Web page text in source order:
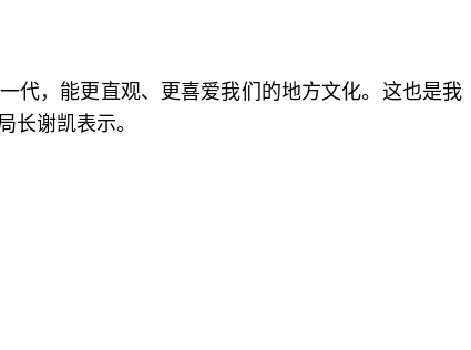
代，能更直观、更喜爱我们的地方文化。这也是我
长谢凯表示。